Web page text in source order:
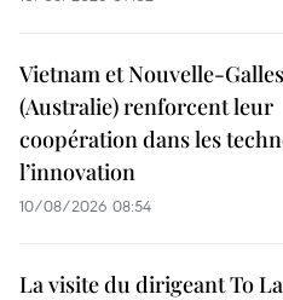
Vietnam et Nouvelle-
(Australie) renforcent leur
coopération dans les
l’innovation
10/08/2026 08:54
La visite du dirigeant To